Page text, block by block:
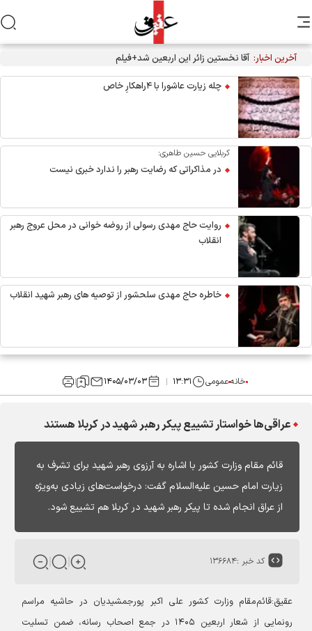
آخرین اخبار: آقا نخستین زائر این اربعین شد+فیلم
چله زیارت عاشورا با ۴راهکارِ خاص
کربلایی حسین طاهری:
در مذاکراتی که رضایت رهبر را ندارد خبری نیست
روایت حاج مهدی رسولی از روضه خوانی در محل عروج رهبر
انقلاب
خاطره حاج مهدی سلحشور از توصیه های رهبر شهید انقلاب
خانهعمومی ۱۳:۳۱ ۱۴۰۵/۰۳/۰۳
عراقی‌ها خواستار تشییع پیکر رهبر شهید در کربلا هستند
قائم مقام وزارت کشور با اشاره به آرزوی رهبر شهید برای تشرف به
زیارت امام حسین علیه‌السلام گفت: درخواست‌های زیادی به‌ویژه
از عراق انجام شده تا پیکر رهبر شهید در کربلا هم تشییع شود.
کد خبر :۱۳۶۶۸۴
عقیق:قائم‌مقام وزارت کشور علی اکبر پورجمشیدیان در حاشیه مراسم
رونمایی از شعار اربعین ۱۴۰۵ در جمع اصحاب رسانه، ضمن تسلیت